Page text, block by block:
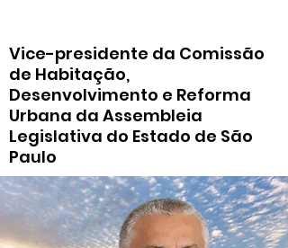
Vice-presidente da Comissão
de Habitação,
Desenvolvimento e Reforma
Urbana da Assembleia
Legislativa do Estado de São
Paulo